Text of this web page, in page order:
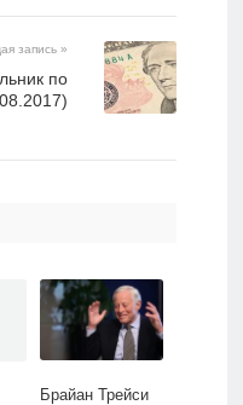
запись »
по
Брайан Трейси